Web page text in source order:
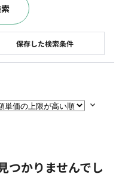
つかりませんでし
保存した検索条件